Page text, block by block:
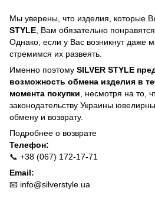
Мы уверены, что изделия, которые
STYLE , Вам обязательно понравятся.
Однако, если у Вас возникнут
стремимся их развеять.
Именно поэтому SILVER STYLE
возможность обмена изделия в
момента покупки , несмотря на то,
законодательству Украины
обмену и возврату.
Подробнее о возврате
Телефон:
📞 +38 (067) 172-17-71
Email:
📧 info@silverstyle.ua